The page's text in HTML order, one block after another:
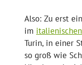
Also: Zu erst
im
Turin, in einer
so groß wie